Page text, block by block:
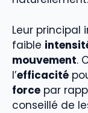
Leur principal
faible
mouvement.
l’efficacité
force par
conseillé de